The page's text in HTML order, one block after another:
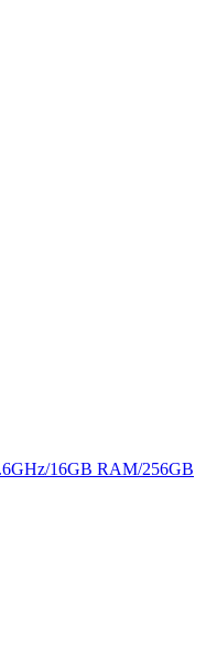
16GB RAM/256GB